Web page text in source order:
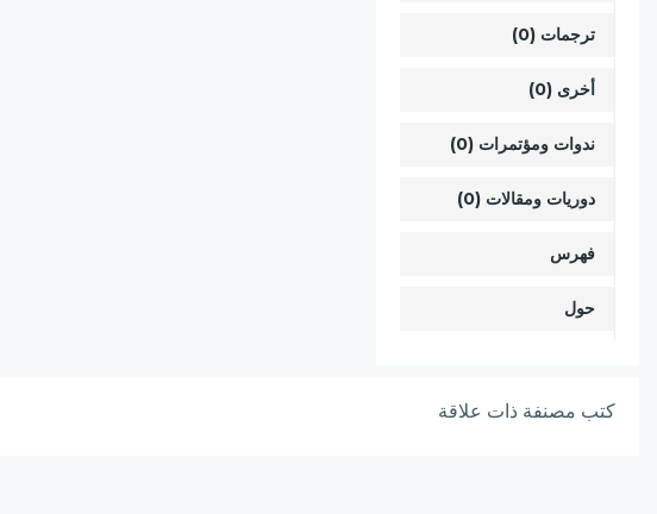
ترجمات (0)
أخرى (0)
ندوات ومؤتمرات (0)
دوريات ومقالات (0)
فهرس
حول
كتب مصنفة ذات علاقة